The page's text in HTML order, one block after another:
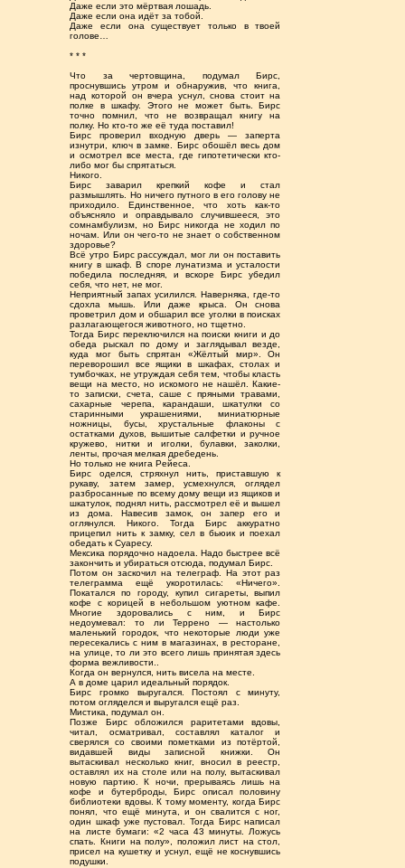
Даже если это мёртвая лошадь.
Даже если она идёт за тобой.
Даже если она существует только в твоей
голове…
* * *
Что за чертовщина, подумал Бирс,
проснувшись утром и обнаружив, что книга,
над которой он вчера уснул, снова стоит на
полке в шкафу. Этого не может быть. Бирс
точно помнил, что не возвращал книгу на
полку. Но кто-то же её туда поставил!
Бирс проверил входную дверь — заперта
изнутри, ключ в замке. Бирс обошёл весь дом
и осмотрел все места, где гипотетически кто-
либо мог бы спрятаться.
Никого.
Бирс заварил крепкий кофе и стал
размышлять. Но ничего путного в его голову не
приходило. Единственное, что хоть как-то
объясняло и оправдывало случившееся, это
сомнамбулизм, но Бирс никогда не ходил по
ночам. Или он чего-то не знает о собственном
здоровье?
Всё утро Бирс рассуждал, мог ли он поставить
книгу в шкаф. В споре лунатизма и усталости
победила последняя, и вскоре Бирс убедил
себя, что нет, не мог.
Неприятный запах усилился. Наверняка, где-то
сдохла мышь. Или даже крыса. Он снова
проветрил дом и обшарил все уголки в поисках
разлагающегося животного, но тщетно.
Тогда Бирс переключился на поиски книги и до
обеда рыскал по дому и заглядывал везде,
куда мог быть спрятан «Жёлтый мир». Он
переворошил все ящики в шкафах, столах и
тумбочках, не утруждая себя тем, чтобы класть
вещи на место, но искомого не нашёл. Какие-
то записки, счета, саше с пряными травами,
сахарные черепа, карандаши, шкатулки со
старинными украшениями, миниатюрные
ножницы, бусы, хрустальные флаконы с
остатками духов, вышитые салфетки и ручное
кружево, нитки и иголки, булавки, заколки,
ленты, прочая мелкая дребедень.
Но только не книга Рейеса.
Бирс оделся, стряхнул нить, приставшую к
рукаву, затем замер, усмехнулся, оглядел
разбросанные по всему дому вещи из ящиков и
шкатулок, поднял нить, рассмотрел её и вышел
из дома. Навесив замок, он запер его и
оглянулся. Никого. Тогда Бирс аккуратно
прицепил нить к замку, сел в бьюик и поехал
обедать к Суаресу.
Мексика порядочно надоела. Надо быстрее всё
закончить и убираться отсюда, подумал Бирс.
Потом он заскочил на телеграф. На этот раз
телеграмма ещё укоротилась: «Ничего».
Покатался по городу, купил сигареты, выпил
кофе с корицей в небольшом уютном кафе.
Многие здоровались с ним, и Бирс
недоумевал: то ли Террено — настолько
маленький городок, что некоторые люди уже
пересекались с ним в магазинах, в ресторане,
на улице, то ли это всего лишь принятая здесь
форма вежливости..
Когда он вернулся, нить висела на месте.
А в доме царил идеальный порядок.
Бирс громко выругался. Постоял с минуту,
потом огляделся и выругался ещё раз.
Мистика, подумал он.
Позже Бирс обложился раритетами вдовы,
читал, осматривал, составлял каталог и
сверялся со своими пометками из потёртой,
видавшей виды записной книжки. Он
вытаскивал несколько книг, вносил в реестр,
оставлял их на столе или на полу, вытаскивал
новую партию. К ночи, прерываясь лишь на
кофе и бутерброды, Бирс описал половину
библиотеки вдовы. К тому моменту, когда Бирс
понял, что ещё минута, и он свалится с ног,
один шкаф уже пустовал. Тогда Бирс написал
на листе бумаги: «2 часа 43 минуты. Ложусь
спать. Книги на полу», положил лист на стол,
присел на кушетку и уснул, ещё не коснувшись
подушки.